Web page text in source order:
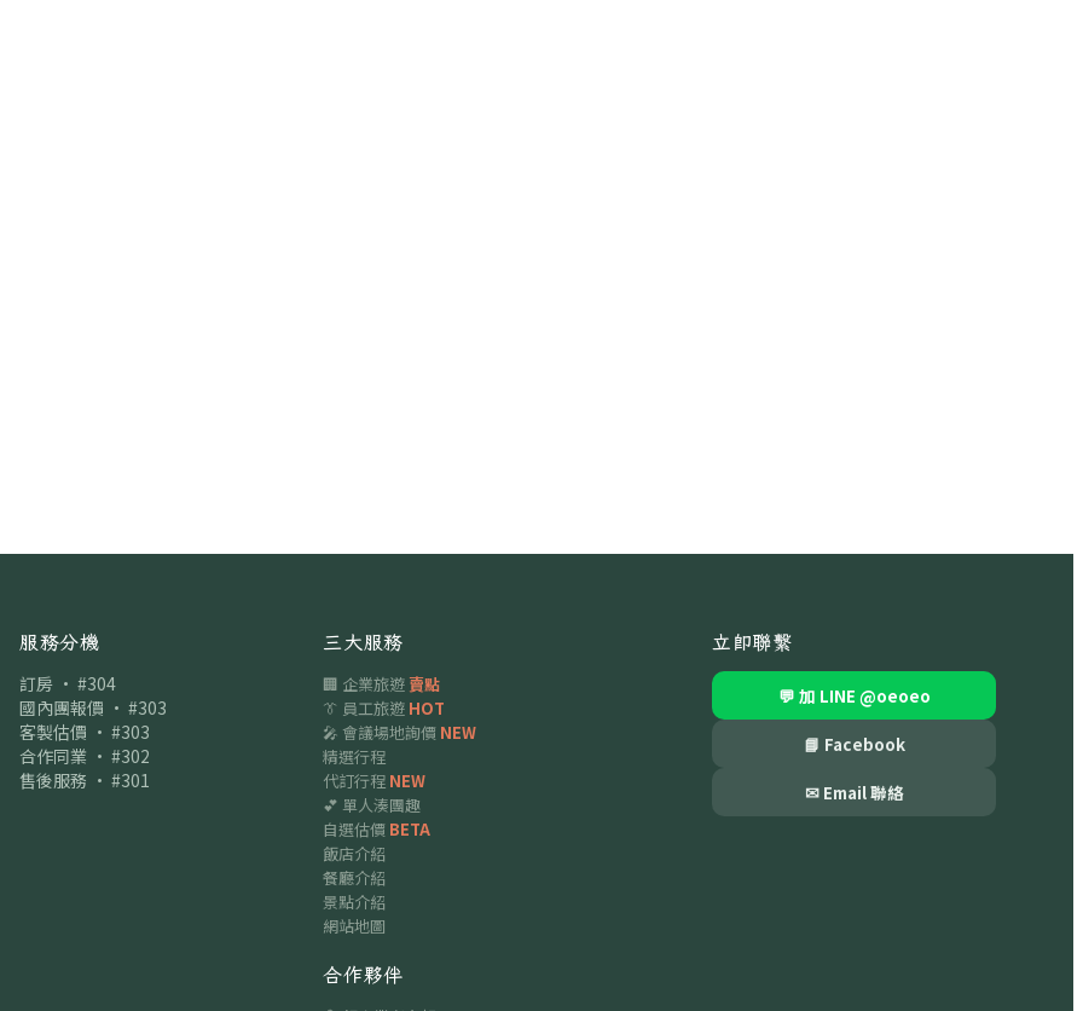
服務分機
訂房 · #304
國內團報價 · #303
客製估價 · #303
合作同業 · #302
售後服務 · #301
三大服務
🏢 企業旅遊賣點
👔 員工旅遊 HOT
🎤 會議場地詢價 NEW
精選行程
代訂行程 NEW
💕 單人湊團趣
自選估價 BETA
飯店介紹
餐廳介紹
景點介紹
網站地圖
合作夥伴
立即聯繫
💬 加 LINE @oeoeo
📘 Facebook
✉ Email 聯絡